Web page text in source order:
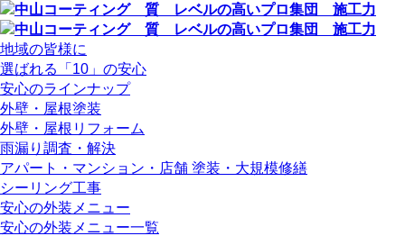
地域の皆様に
選ばれる「10」の安心
安心のラインナップ
外壁・屋根塗装
外壁・屋根リフォーム
雨漏り調査・解決
アパート・マンション・店舗 塗装・大規模修繕
シーリング工事
安心の外装メニュー
安心の外装メニュー一覧